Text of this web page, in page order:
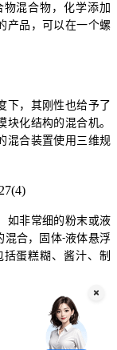
混合物，化学添加
产品，可以在一个螺
下，其刚性也给予了
化结构的混合机。
混合装置使用三维规
如非常细的粉末或液
混合，固体-液体悬浮
蛋糕糊、酱汁、制